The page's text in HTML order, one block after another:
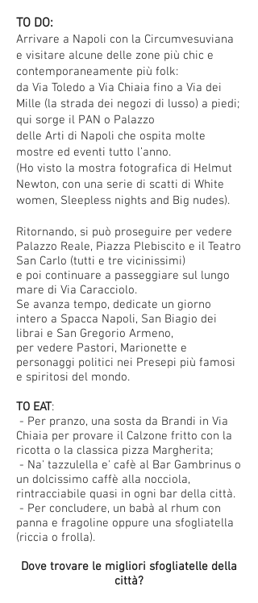
TO DO:
Arrivare a Napoli con la Circumvesuviana
e visitare alcune delle zone più chic e
contemporaneamente più folk:
da Via Toledo a Via Chiaia fino a Via dei
Mille (la strada dei negozi di lusso) a piedi;
qui sorge il PAN o Palazzo
delle Arti di Napoli che ospita molte
mostre ed eventi tutto l’anno.
(Ho visto la mostra fotografica di Helmut
Newton, con una serie di scatti di White
women, Sleepless nights and Big nudes).
Ritornando, si può proseguire per vedere
Palazzo Reale, Piazza Plebiscito e il Teatro
San Carlo (tutti e tre vicinissimi)
e poi continuare a passeggiare sul lungo
mare di Via Caracciolo.
Se avanza tempo, dedicate un giorno
intero a Spacca Napoli, San Biagio dei
librai e San Gregorio Armeno,
per vedere Pastori, Marionette e
personaggi politici nei Presepi più famosi
e spiritosi del mondo.
TO EAT:
- Per pranzo, una sosta da Brandi in Via
Chiaia per provare il Calzone fritto con la
ricotta o la classica pizza Margherita;
- Na' tazzulella e' cafè al Bar Gambrinus o
un dolcissimo caffè alla nocciola,
rintracciabile quasi in ogni bar della città.
- Per concludere, un babà al rhum con
panna e fragoline oppure una sfogliatella
(riccia o frolla).
Dove trovare le migliori sfogliatelle della
città?